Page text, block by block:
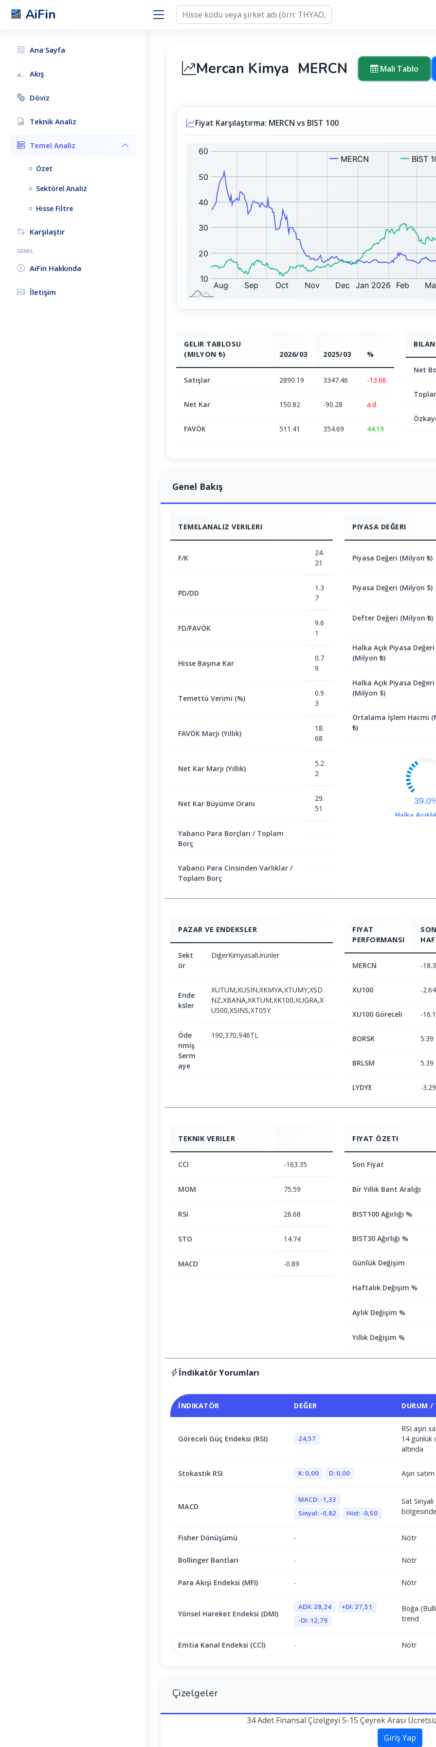
AiFin
Ana Sayfa
Akış
Döviz
Teknik Analiz
Temel Analiz
Özet
Sektörel Analiz
Hisse Filtre
Karşılaştır
GENEL
AiFin Hakkında
İletişim
Mercan Kimya MERCN Mali Tablo
Fiyat Karşılaştırma: MERCN vs BIST 100
GELIR TABLOSU
(MILYON ₺)
2026/03 2025/03 %
Satışlar 2890.19 3347.46 -13.66
Net Kar 150.82 -90.28 a.d.
FAVÖK 511.41 354.69 44.19
Net
Genel Bakış
TEMELANALIZ VERILERI
F/K
24.
21
PD/DD
1.3
7
FD/FAVÖK
9.6
1
Hisse Başına Kar
0.7
9
Temettü Verimi (%)
0.9
3
FAVÖK Marjı (Yıllık)
18.
68
Net Kar Marjı (Yıllık)
5.2
2
Net Kar Büyüme Oranı
29.
51
Yabancı Para Borçları / Toplam
Borç
Yabancı Para Cinsinden Varlıklar /
Toplam Borç
PIYASA DEĞERI
Piyasa Değeri (Milyon ₺)
Piyasa Değeri (Milyon $)
Defter Değeri (Milyon ₺)
Halka Açık Piyasa Değeri
(Milyon ₺)
Halka Açık Piyasa Değeri
(Milyon $)
Ortalama İşlem Hacmi
₺)
Halka
PAZAR VE ENDEKSLER
Sekt
ör
DiğerKimyasalÜrünler
Ende
ksler
XUTUM,XUSIN,XKMYA,XTUMY,XSD
NZ,XBANA,XKTUM,XK100,XUGRA,X
U500,XSINS,XT05Y
Öde
nmiş
Serm
aye
190,370,946TL
FIYAT
PERFORMANSI
MERCN -
XU100 -2.64
XU100 Göreceli -
BORSK 5.39
BRLSM 5.39
LYDYE -3.29
TEKNIK VERILER
CCI -163.35
MOM 75.59
RSI 26.68
STO 14.74
MACD -0.89
FIYAT ÖZETI
Son Fiyat
Bir Yıllık Bant Aralığı
BIST100 Ağırlığı %
BIST30 Ağırlığı %
Günlük Değişim
Haftalık Değişim %
Aylık Değişim %
Yıllık Değişim %
İndikatör Yorumları
İNDIKATÖR DEĞER DURUM /
Göreceli Güç Endeksi (RSI) 24,57
RSI aşırı
14 günlük
altında
Stokastik RSI K: 0,00 D: 0,00 Aşırı
MACD
MACD: -1,33
Sinyal: -0,82
Hist: -0,50
Sat
bölgesinde
Fisher Dönüşümü - Nötr
Bollinger Bantları - Nötr
Para Akışı Endeksi (MFI) - Nötr
Yönsel Hareket Endeksi (DMI)
ADX: 28,24
+DI: 27,51
-DI: 12,79
Boğa
trend
Emtia Kanal Endeksi (CCI) - Nötr
Çizelgeler
34 Adet Finansal Çizelgeyi 5-15 Çeyrek Arası
Giriş Yap